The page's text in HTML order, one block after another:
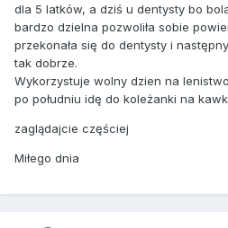
dla 5 latków, a dziś u dentysty bo
bardzo dzielna pozwoliła sobie
przekonała się do dentysty i
tak dobrze.
Wykorzystuje wolny dzien na
po południu idę do koleżanki na
zaglądajcie częściej
Miłego dnia